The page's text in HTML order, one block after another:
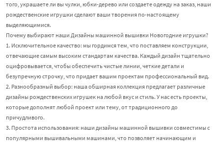
того, украшаете ли вы чулки, юбки-дерево или создаете одежду на заказ, наши
рождественские игрушки сделают ваши творения по-настоящему
выделяющимися.
Почему выбирают наши Дизайны машинной вышивки Новогодние игрушки?
1. Исключительное качество: мы гордимся тем, что поставляем конструкции,
отвечающие самым высоким стандартам качества. Каждый дизайн тщательно
оцифровывается, чтобы обеспечить чистые линии, четкие детали и
безупречную строчку, что придает вашим проектам профессиональный вид.
2. Разнообразный выбор: наша обширная коллекция предлагает различные
дизайны рождественских игрушек на любой вкус и стиль. У нас есть проекты,
которые дополнят любой проект или тему, от традиционного до
причудливого.
3. Простота использования: наши дизайны машинной вышивки совместимы с
популярными вышивальными машинами, что позволяет начинающим и